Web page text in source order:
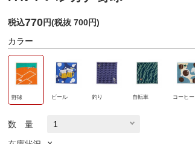
税込770円(税抜 700円)
カラー
野球 ビール 釣り 自転車 コーヒー
数 量